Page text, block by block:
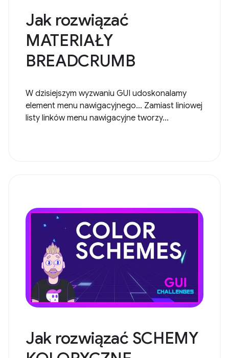
Jak rozwiązać
MATERIAŁY
BREADCRUMB
W dzisiejszym wyzwaniu GUI udoskonalamy
element menu nawigacyjnego... Zamiast liniowej
listy linków menu nawigacyjne tworzy...
Jak rozwiązać SCHEMY